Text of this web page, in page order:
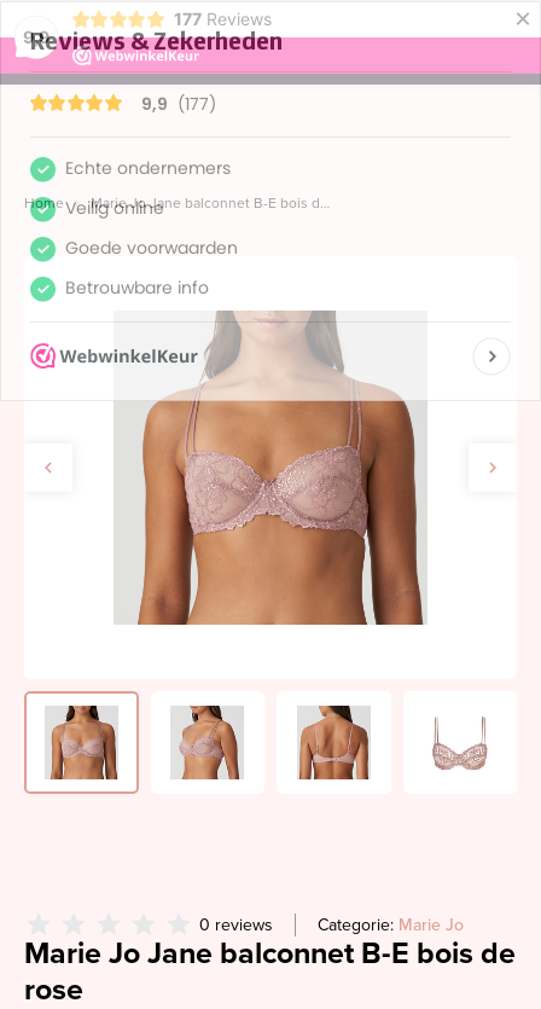
9,9
177 Reviews ×
menu
Home
0 reviews Categorie: Marie Jo
Marie Jo Jane balconnet B-E bois de
rose